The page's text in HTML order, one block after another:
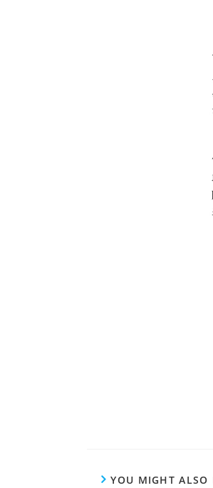
YOU MIGHT ALSO